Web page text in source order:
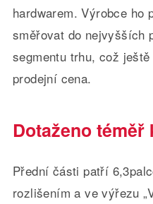
hardwarem. Výrobce ho
směřovat do nejvyšších
segmentu trhu, což
prodejní cena.
Dotaženo
Přední části patří
rozlišením a ve výřezu